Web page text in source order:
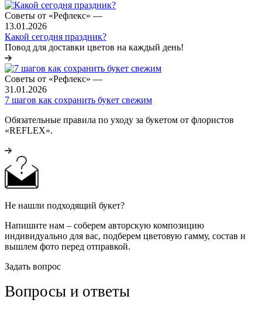
Советы от «Рефлекс» —
13.01.2026
Какой сегодня праздник?
Повод для доставки цветов на каждый день!
Советы от «Рефлекс» —
31.01.2026
7 шагов как сохранить букет свежим
Обязательные правила по уходу за букетом от флористов
«REFLEX».
Не нашли подходящий букет?
Напишите нам – соберем авторскую композицию
индивидуально для вас, подберем цветовую гамму, состав и
вышлем фото перед отправкой.
Задать вопрос
Вопросы и ответы